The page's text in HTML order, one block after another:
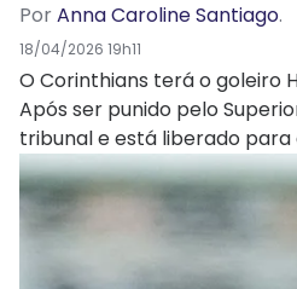
PorAnna Caroline Santiago.
18/04/2026 19h11
O Corinthians terá o goleiro
Após ser punido pelo
tribunal e está liberado para